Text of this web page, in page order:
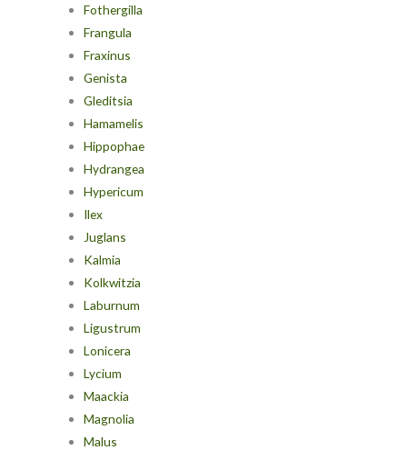
Fothergilla
Frangula
Fraxinus
Genista
Gleditsia
Hamamelis
Hippophae
Hydrangea
Hypericum
Ilex
Juglans
Kalmia
Kolkwitzia
Laburnum
Ligustrum
Lonicera
Lycium
Maackia
Magnolia
Malus